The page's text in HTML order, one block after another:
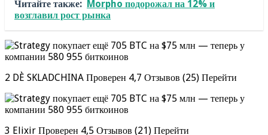
Читайте также: Morpho подорожал на 12% и
возглавил рост рынка
2 DÈ SKLADCHINA Проверен 4,7 Отзывов (25) Перейти
3 Elixir Проверен 4,5 Отзывов (21) Перейти